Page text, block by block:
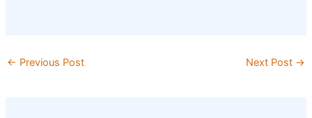
← Previous Post Next Post →